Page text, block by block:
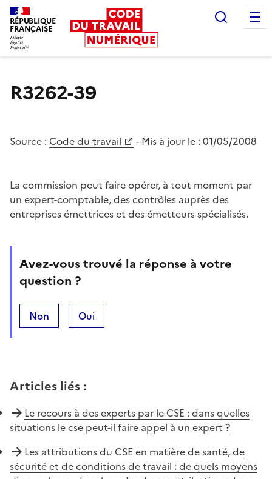
RÉPUBLIQUE
FRANÇAISE
R3262-39
Source : Code du travail - Mis à jour le : 01/05/2008
La commission peut faire opérer, à tout moment par
un expert-comptable, des contrôles auprès des
entreprises émettrices et des émetteurs spécialisés.
Avez-vous trouvé la réponse à votre
question ?
Non Oui
Articles liés :
Le recours à des experts par le CSE : dans quelles
situations le cse peut-il faire appel à un expert ?
Les attributions du CSE en matière de santé, de
sécurité et de conditions de travail : de quels moyens